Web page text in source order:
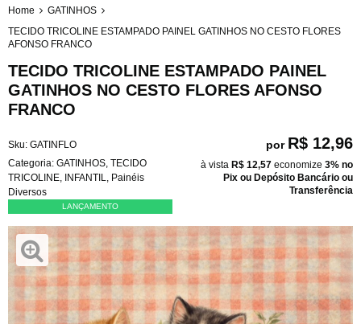
Home
GATINHOS
TECIDO TRICOLINE ESTAMPADO PAINEL GATINHOS NO CESTO FLORES
AFONSO FRANCO
TECIDO TRICOLINE ESTAMPADO PAINEL
GATINHOS NO CESTO FLORES AFONSO
FRANCO
Sku: GATINFLO
Categoria: GATINHOS TECIDO
TRICOLINE INFANTIL
Painéis
Diversos
LANÇAMENTO
por R$ 12,96
à vista R$ 12,57 economize 3% no
Pix ou Depósito Bancário ou
Transferência